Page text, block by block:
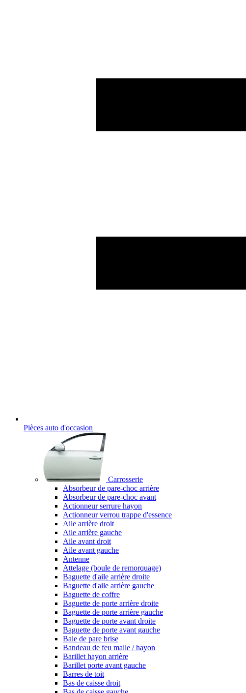
Pièces auto d'occasion
Carrosserie
Absorbeur de pare-choc arrière
Absorbeur de pare-choc avant
Actionneur serrure hayon
Actionneur verrou trappe d'essence
Aile arrière droit
Aile arrière gauche
Aile avant droit
Aile avant gauche
Antenne
Attelage (boule de remorquage)
Baguette d'aile arrière droite
Baguette d'aile arrière gauche
Baguette de coffre
Baguette de porte arrière droite
Baguette de porte arrière gauche
Baguette de porte avant droite
Baguette de porte avant gauche
Baie de pare brise
Bandeau de feu malle / hayon
Barillet hayon arrière
Barillet porte avant gauche
Barres de toit
Bas de caisse droit